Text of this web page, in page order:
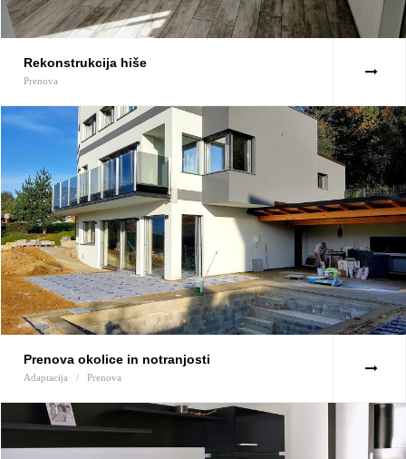
Rekonstrukcija hiše
Prenova
Prenova okolice in notranjosti
Adaptacija / Prenova